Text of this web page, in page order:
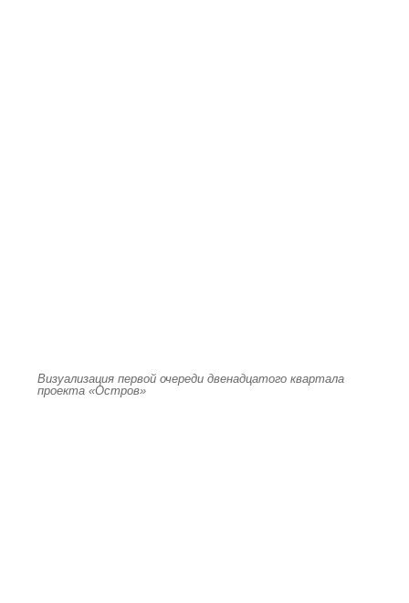
Визуализация первой очереди двенадцатого квартала
проекта «Остров»